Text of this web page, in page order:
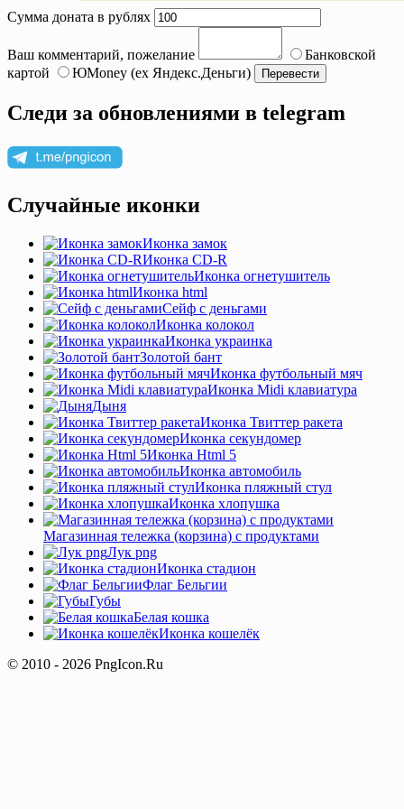
Сумма доната в рублях
Ваш комментарий, пожелание
Банковской
картой
ЮMoney (ex Яндекс.Деньги)
Следи за обновлениями в telegram
Случайные иконки
Иконка замок
Иконка CD-R
Иконка огнетушитель
Иконка html
Сейф с деньгами
Иконка колокол
Иконка украинка
Золотой бант
Иконка футбольный мяч
Иконка Midi клавиатура
Дыня
Иконка Твиттер ракета
Иконка секундомер
Иконка Html 5
Иконка автомобиль
Иконка пляжный стул
Иконка хлопушка
Магазинная тележка (корзина) с продуктами
Лук png
Иконка стадион
Флаг Бельгии
Губы
Белая кошка
Иконка кошелёк
© 2010 - 2026 PngIcon.Ru